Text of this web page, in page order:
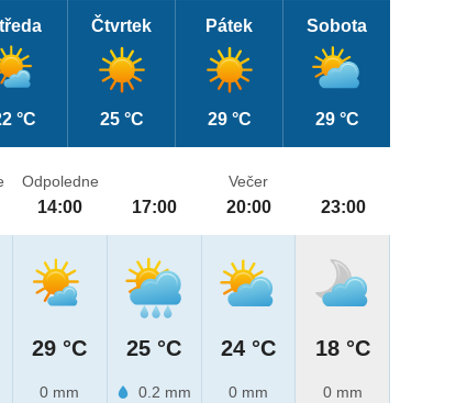
°C
Čtvrtek
25 °C
Pátek
29 °C
Sobota
29 °C
Odpoledne
14:00
29 °C
0 mm
17:00
25 °C
0.2 mm
Večer
20:00
24 °C
0 mm
23:00
18 °C
0 mm